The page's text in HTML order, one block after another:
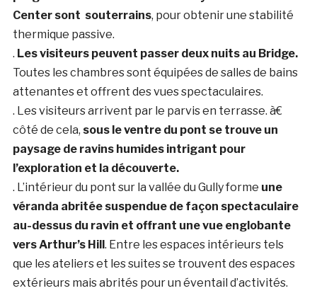
Center sont souterrains, pour obtenir une stabilité
thermique passive.
. Les visiteurs peuvent passer deux nuits au Bridge.
Toutes les chambres sont équipées de salles de bains
attenantes et offrent des vues spectaculaires.
. Les visiteurs arrivent par le parvis en terrasse. à€
côté de cela, sous le ventre du pont se trouve un
paysage de ravins humides intrigant pour
l’exploration et la découverte.
. L’intérieur du pont sur la vallée du Gully forme une
véranda abritée suspendue de façon spectaculaire
au-dessus du ravin et offrant une vue englobante
vers Arthur’s Hill . Entre les espaces intérieurs tels
que les ateliers et les suites se trouvent des espaces
extérieurs mais abrités pour un éventail d’activités.